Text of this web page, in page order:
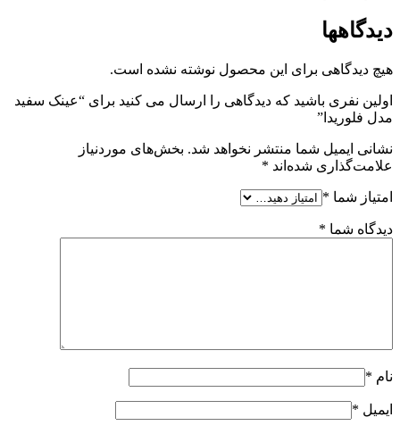
دیدگاهها
هیچ دیدگاهی برای این محصول نوشته نشده است.
اولین نفری باشید که دیدگاهی را ارسال می کنید برای “عینک سفید
مدل فلوریدا”
نشانی ایمیل شما منتشر نخواهد شد. بخش‌های موردنیاز
علامت‌گذاری شده‌اند *
امتیاز شما *
دیدگاه شما *
نام *
ایمیل *